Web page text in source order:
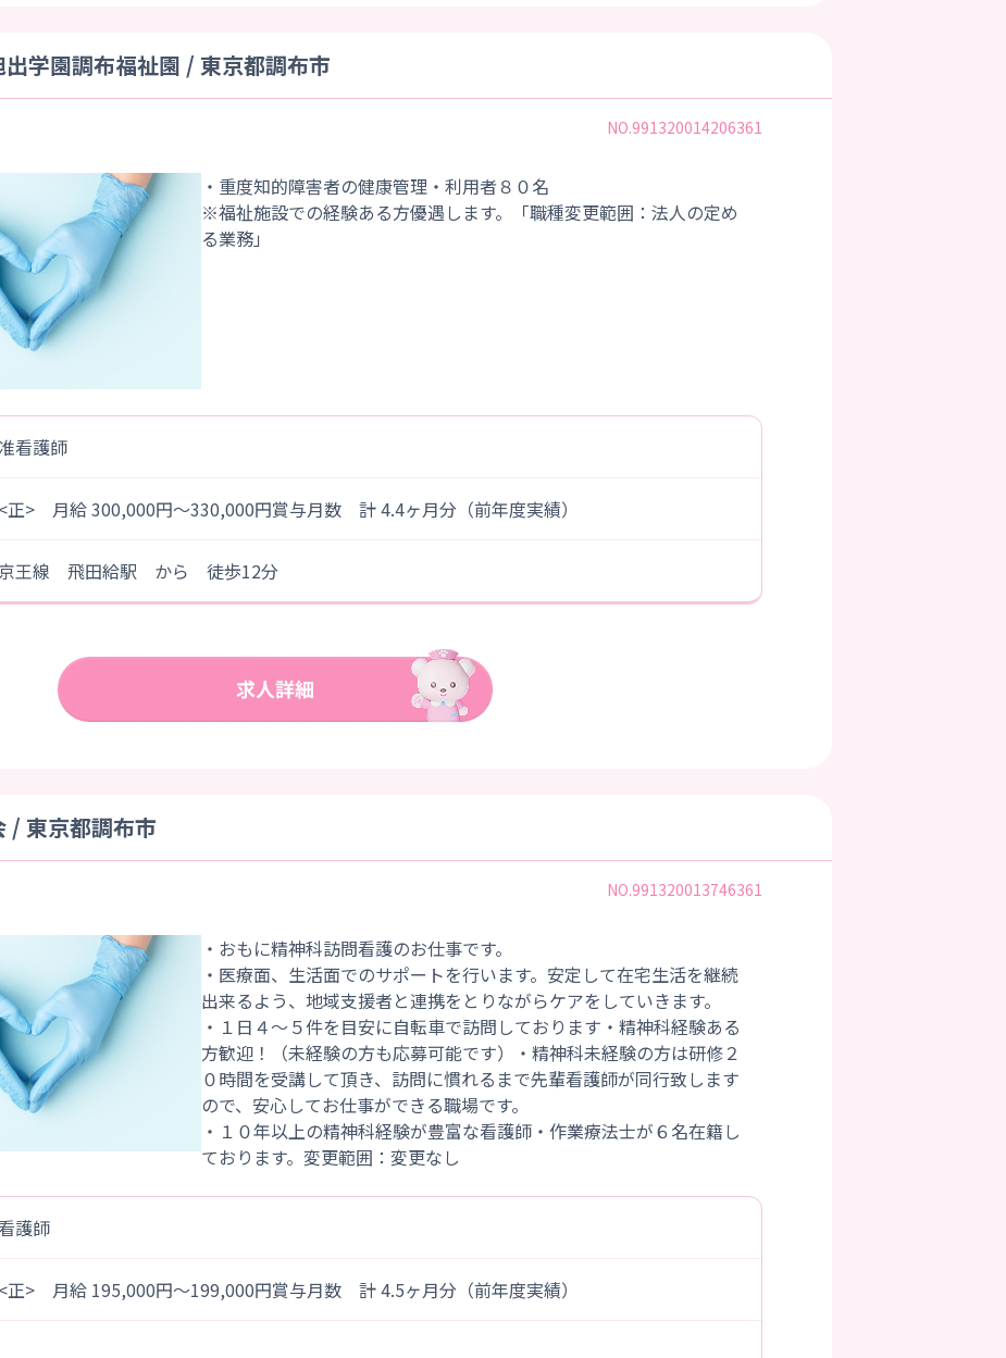
学園調布福祉園 / 東京都調布市
NO.991320014206361
・重度知的障害者の健康管理・利用者８０名
※福祉施設での経験ある方優遇します。「職種変更範囲：法人の定め
准看護師
<正> 月給 300,000円～330,000円賞与月数 計 4.4ヶ月分（前年度実績）
王線 飛田給駅 から 徒歩12分
/ 東京都調布市
NO.991320013746361
・おもに精神科訪問看護のお仕事です。
・医療面、生活面でのサポートを行います。安定して在宅生活を継続
出来るよう、地域支援者と連携をとりながらケアをしていきます。
・１日４～５件を目安に自転車で訪問しております・精神科経験ある
方歓迎！（未経験の方も応募可能です）・精神科未経験の方は研修２
０時間を受講して頂き、訪問に慣れるまで先輩看護師が同行致します
ので、安心してお仕事ができる職場です。
・１０年以上の精神科経験が豊富な看護師・作業療法士が６名在籍し
護師
<正> 月給 195,000円～199,000円賞与月数 計 4.5ヶ月分（前年度実績）